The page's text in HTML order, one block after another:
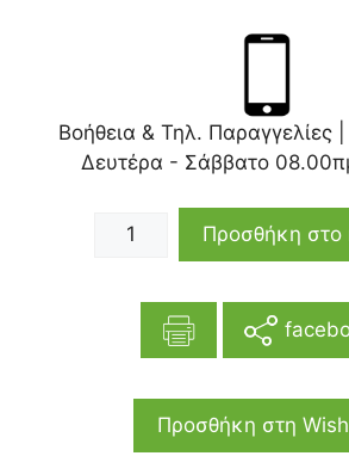
Βοήθεια & Τηλ. Παραγγελίες |
Δευτέρα - Σάββατο
Προσθήκη στο
Προσθήκη στη